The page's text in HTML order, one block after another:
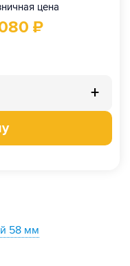
цена
₽
+
58 мм